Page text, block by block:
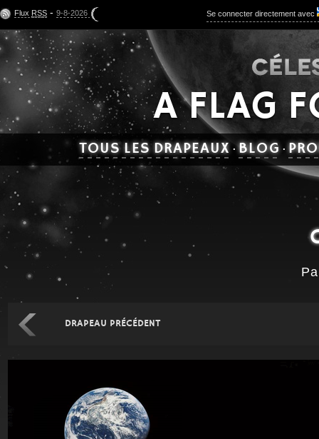
Se connecter directement avec
Flux RSS - 9-8-2026
A FLAG
TOUS LES DRAPEAUX · BLOG ·
DRAPEAU PRÉCÉDENT